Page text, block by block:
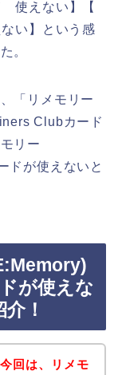
使えない】【
い】という感
。
「リメモリー
Clubカード
リー
ドが使えないと
が使えな
！
回は、リメモ